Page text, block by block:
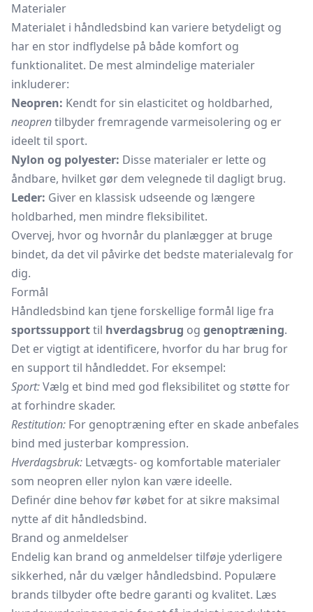
Materialer
Materialet i håndledsbind kan variere betydeligt og
har en stor indflydelse på både komfort og
funktionalitet. De mest almindelige materialer
inkluderer:
Neopren: Kendt for sin elasticitet og holdbarhed,
neoprentilbyder fremragende varmeisolering og er
ideelt til sport.
Nylon og polyester: Disse materialer er lette og
åndbare, hvilket gør dem velegnede til dagligt brug.
Leder: Giver en klassisk udseende og længere
holdbarhed, men mindre fleksibilitet.
Overvej, hvor og hvornår du planlægger at bruge
bindet, da det vil påvirke det bedste materialevalg for
dig.
Formål
Håndledsbind kan tjene forskellige formål lige fra
sportssupporttil hverdagsbrug og genoptræning.
Det er vigtigt at identificere, hvorfor du har brug for
en support til håndleddet. For eksempel:
Sport:Vælg et bind med god fleksibilitet og støtte for
at forhindre skader.
Restitution: For genoptræning efter en skade anbefales
bind med justerbar kompression.
Hverdagsbruk: Letvægts- og komfortable materialer
som neopren eller nylon kan være ideelle.
Definér dine behov før købet for at sikre maksimal
nytte af dit håndledsbind.
Brand og anmeldelser
Endelig kan brand og anmeldelser tilføje yderligere
sikkerhed, når du vælger håndledsbind. Populære
brands tilbyder ofte bedre garanti og kvalitet. Læs